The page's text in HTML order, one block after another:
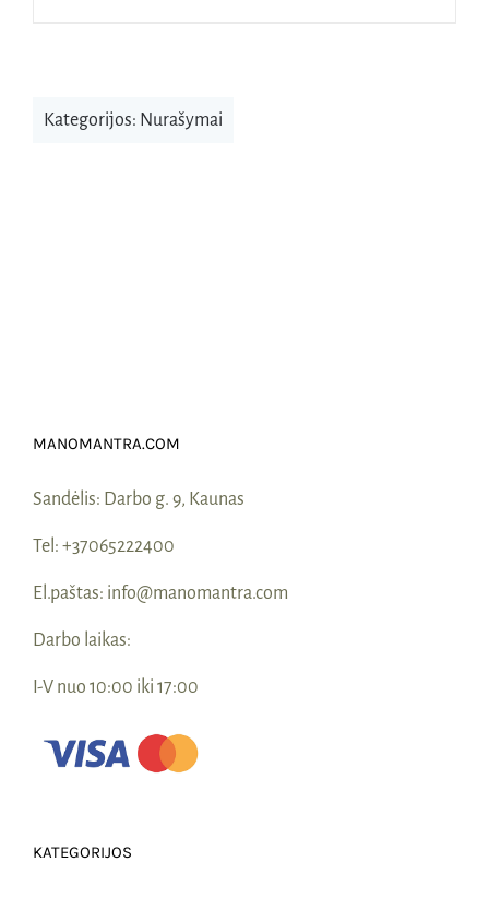
Kategorijos: Nurašymai
MANOMANTRA.COM
Sandėlis: Darbo g. 9, Kaunas
Tel: +37065222400
El.paštas: info@manomantra.com
Darbo laikas:
I-V nuo 10:00 iki 17:00
KATEGORIJOS